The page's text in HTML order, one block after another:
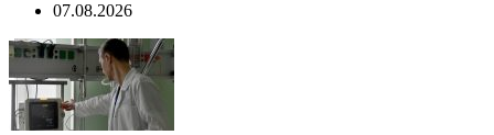
07.08.2026